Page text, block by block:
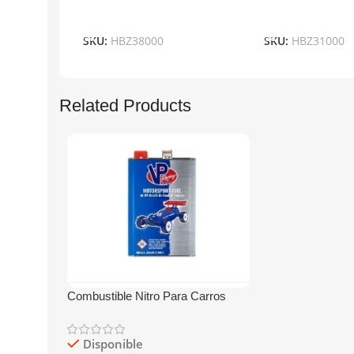
SKU: HBZ38000 SKU: HBZ31000
Related Products
Combustible Nitro Para Carros
Disponible